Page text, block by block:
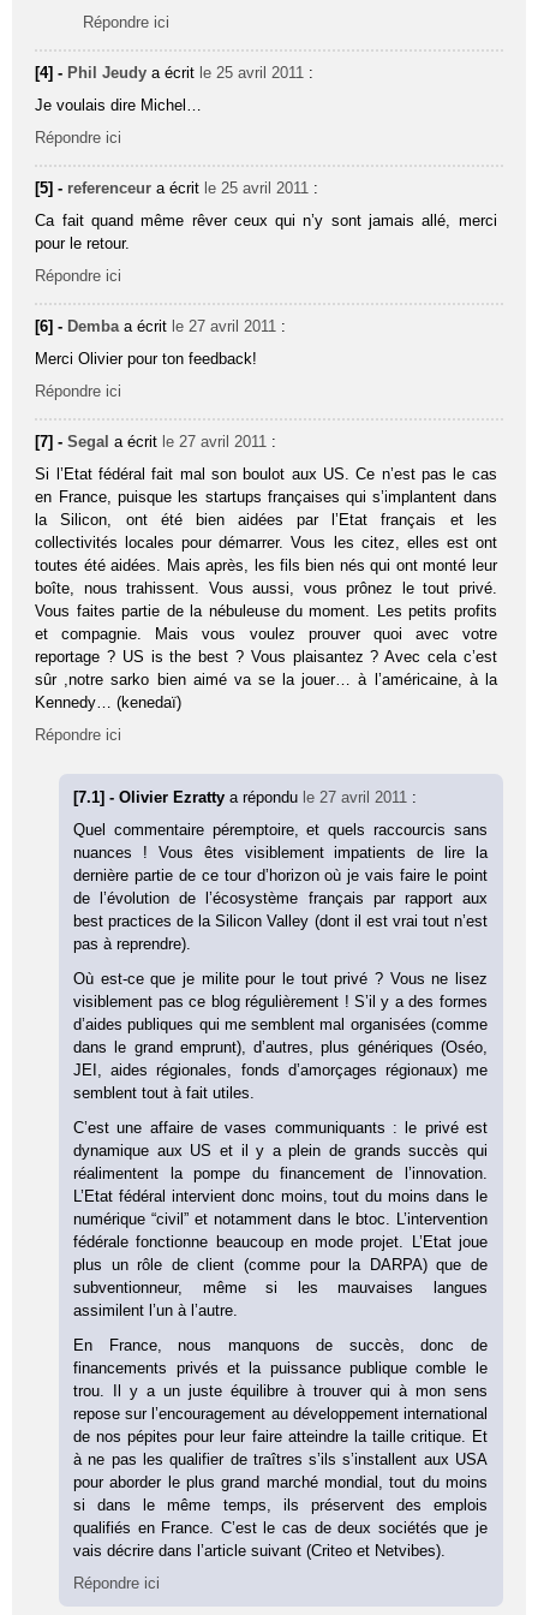
Répondre ici
[4] - Phil Jeudy a écrit le 25 avril 2011 :
Je voulais dire Michel…
Répondre ici
[5] - referenceur a écrit le 25 avril 2011 :
Ca fait quand même rêver ceux qui n’y sont jamais allé, merci
pour le retour.
Répondre ici
[6] - Demba a écrit le 27 avril 2011 :
Merci Olivier pour ton feedback!
Répondre ici
[7] -Segal a écrit le 27 avril 2011 :
Si l’Etat fédéral fait mal son boulot aux US. Ce n’est pas le cas
en France, puisque les startups françaises qui s’implantent dans
la Silicon, ont été bien aidées par l’Etat français et les
collectivités locales pour démarrer. Vous les citez, elles est ont
toutes été aidées. Mais après, les fils bien nés qui ont monté leur
boîte, nous trahissent. Vous aussi, vous prônez le tout privé.
Vous faites partie de la nébuleuse du moment. Les petits profits
et compagnie. Mais vous voulez prouver quoi avec votre
reportage ? US is the best ? Vous plaisantez ? Avec cela c’est
sûr ,notre sarko bien aimé va se la jouer… à l’américaine, à la
Kennedy… (kenedaï)
Répondre ici
[7.1] - Olivier Ezrattya répondu le 27 avril 2011 :
Quel commentaire péremptoire, et quels raccourcis sans
nuances ! Vous êtes visiblement impatients de lire la
dernière partie de ce tour d’horizon où je vais faire le point
de l’évolution de l’écosystème français par rapport aux
best practices de la Silicon Valley (dont il est vrai tout n’est
pas à reprendre).
Où est-ce que je milite pour le tout privé ? Vous ne lisez
visiblement pas ce blog régulièrement ! S’il y a des formes
d’aides publiques qui me semblent mal organisées (comme
dans le grand emprunt), d’autres, plus génériques (Oséo,
JEI, aides régionales, fonds d’amorçages régionaux) me
semblent tout à fait utiles.
C’est une affaire de vases communiquants : le privé est
dynamique aux US et il y a plein de grands succès qui
réalimentent la pompe du financement de l’innovation.
L’Etat fédéral intervient donc moins, tout du moins dans le
numérique “civil” et notamment dans le btoc. L’intervention
fédérale fonctionne beaucoup en mode projet. L’Etat joue
plus un rôle de client (comme pour la DARPA) que de
subventionneur, même si les mauvaises langues
assimilent l’un à l’autre.
En France, nous manquons de succès, donc de
financements privés et la puissance publique comble le
trou. Il y a un juste équilibre à trouver qui à mon sens
repose sur l’encouragement au développement international
de nos pépites pour leur faire atteindre la taille critique. Et
à ne pas les qualifier de traîtres s’ils s’installent aux USA
pour aborder le plus grand marché mondial, tout du moins
si dans le même temps, ils préservent des emplois
qualifiés en France. C’est le cas de deux sociétés que je
vais décrire dans l’article suivant (Criteo et Netvibes).
Répondre ici